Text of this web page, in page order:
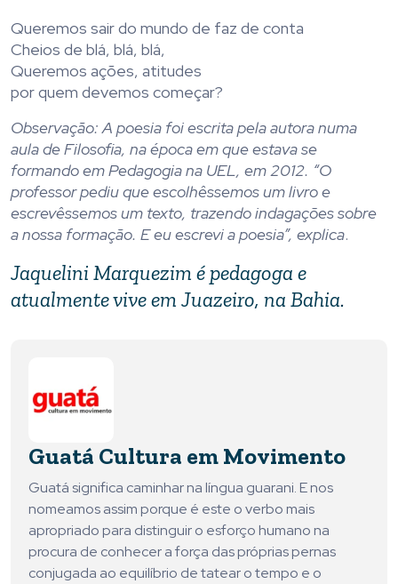
Queremos sair do mundo de faz de conta
Cheios de blá, blá, blá,
Queremos ações, atitudes
por quem devemos começar?
Observação: A poesia foi escrita pela autora numa
aula de Filosofia, na época em que estava se
formando em Pedagogia na UEL, em 2012. “O
professor pediu que escolhêssemos um livro e
escrevêssemos um texto, trazendo indagações sobre
a nossa formação. E eu escrevi a poesia”, explica.
Jaquelini Marquezim é pedagoga e
atualmente vive em Juazeiro, na Bahia.
Guatá Cultura em Movimento
Guatá significa caminhar na língua guarani. E nos
nomeamos assim porque é este o verbo mais
apropriado para distinguir o esforço humano na
procura de conhecer a força das próprias pernas
conjugada ao equilíbrio de tatear o tempo e o